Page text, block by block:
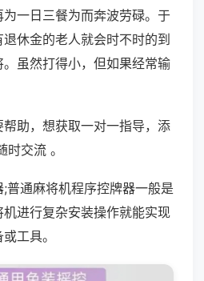
一日三餐为而奔波劳碌。于
休金的老人就会时不时的到
虽然打得小，但如果经常输
助，想获取一对一指导，添
交流 。
普通麻将机程序控牌器一般是
进行复杂安装操作就能实现
工具。